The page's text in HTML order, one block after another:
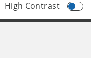
High Contrast